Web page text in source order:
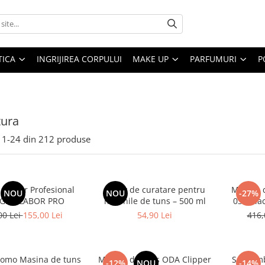
INGRIJIREA CORPULUI MAKE UP PARFUMURI
1-24 din 212 produse
NOUPar Profesional
GEN LABOR PRO
Lei155,00 Lei
NOU
Spray de curatare pentru
masinile de tuns – 500 ml
54,90 Lei
-27%
Masina
030
Masina de tuns
Masina de tuns ODA Clipper
Set